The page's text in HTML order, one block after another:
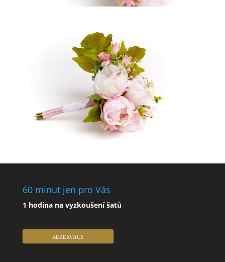
60 minut jen pro Vás
1 hodina na vyzkoušení šatů
REZERVACE